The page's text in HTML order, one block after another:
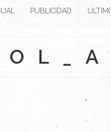
PUBLICIDAD